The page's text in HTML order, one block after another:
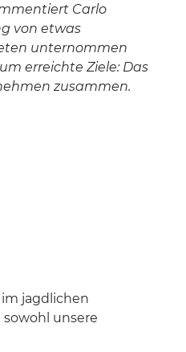
Carlo
von etwas
unternommen
erreichte Ziele: Das
zusammen.
jagdlichen
unsere